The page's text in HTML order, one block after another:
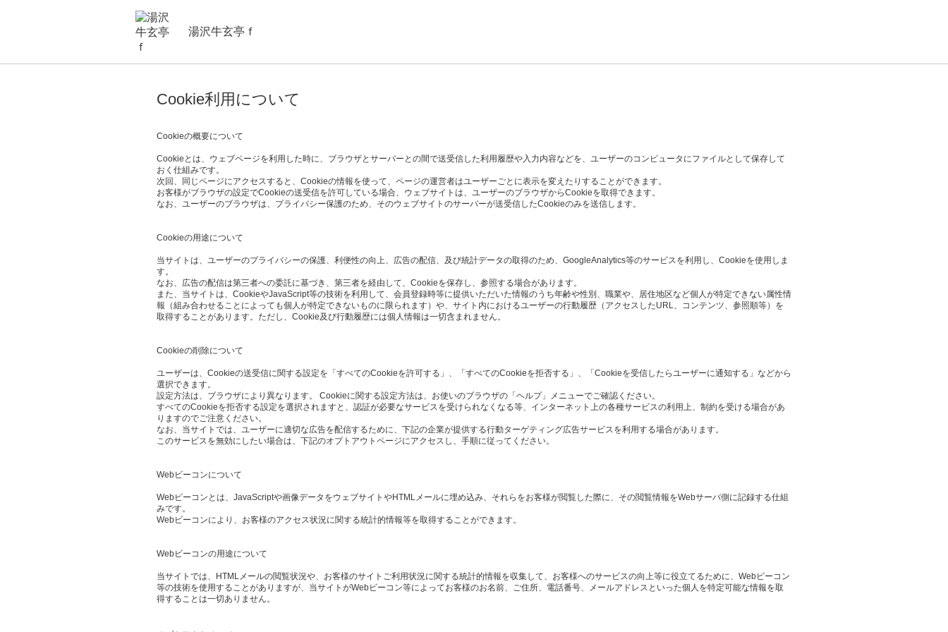
湯沢牛玄亭ｆ
Cookie利用について
Cookieの概要について
Cookieとは、ウェブページを利用した時に、ブラウザとサーバーとの間で送受信した利用履歴や入力内容などを、ユーザーのコンピュータにファイルとして保存して
おく仕組みです。
次回、同じページにアクセスすると、Cookieの情報を使って、ページの運営者はユーザーごとに表示を変えたりすることができます。
お客様がブラウザの設定でCookieの送受信を許可している場合、ウェブサイトは、ユーザーのブラウザからCookieを取得できます。
なお、ユーザーのブラウザは、プライバシー保護のため、そのウェブサイトのサーバーが送受信したCookieのみを送信します。
Cookieの用途について
当サイトは、ユーザーのプライバシーの保護、利便性の向上、広告の配信、及び統計データの取得のため、GoogleAnalytics等のサービスを利用し、Cookieを使用しま
す。
なお、広告の配信は第三者への委託に基づき、第三者を経由して、Cookieを保存し、参照する場合があります。
また、当サイトは、CookieやJavaScript等の技術を利用して、会員登録時等に提供いただいた情報のうち年齢や性別、職業や、居住地区など個人が特定できない属性情
報（組み合わせることによっても個人が特定できないものに限られます）や、サイト内におけるユーザーの行動履歴（アクセスしたURL、コンテンツ、参照順等）を
取得することがあります。ただし、Cookie及び行動履歴には個人情報は一切含まれません。
Cookieの削除について
ユーザーは、Cookieの送受信に関する設定を「すべてのCookieを許可する」、「すべてのCookieを拒否する」、「Cookieを受信したらユーザーに通知する」などから
選択できます。
設定方法は、ブラウザにより異なります。 Cookieに関する設定方法は、お使いのブラウザの「ヘルプ」メニューでご確認ください。
すべてのCookieを拒否する設定を選択されますと、認証が必要なサービスを受けられなくなる等、インターネット上の各種サービスの利用上、制約を受ける場合があ
りますのでご注意ください。
なお、当サイトでは、ユーザーに適切な広告を配信するために、下記の企業が提供する行動ターゲティング広告サービスを利用する場合があります。
このサービスを無効にしたい場合は、下記のオプトアウトページにアクセスし、手順に従ってください。
Webビーコンについて
Webビーコンとは、JavaScriptや画像データをウェブサイトやHTMLメールに埋め込み、それらをお客様が閲覧した際に、その閲覧情報をWebサーバ側に記録する仕組
みです。
Webビーコンにより、お客様のアクセス状況に関する統計的情報等を取得することができます。
Webビーコンの用途について
当サイトでは、HTMLメールの閲覧状況や、お客様のサイトご利用状況に関する統計的情報を収集して、お客様へのサービスの向上等に役立てるために、Webビーコン
等の技術を使用することがありますが、当サイトがWebビーコン等によってお客様のお名前、ご住所、電話番号、メールアドレスといった個人を特定可能な情報を取
得することは一切ありません。